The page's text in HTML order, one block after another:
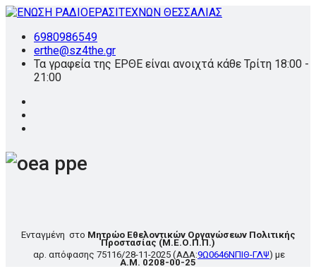
6980986549
erthe@sz4the.gr
Τα γραφεία της ΕΡΘΕ είναι ανοιχτά κάθε Τρίτη 18:00 -
21:00
Ενταγμένη στο Μητρώο Εθελοντικών Οργανώσεων Πολιτικής
Προστασίας (Μ.Ε.Ο.Π.Π.)
αρ. απόφασης 75116/28-11-2025 (ΑΔΑ:9Ω0646ΝΠΙΘ-ΓΛΨ) με
Α.Μ. 0208-00-25